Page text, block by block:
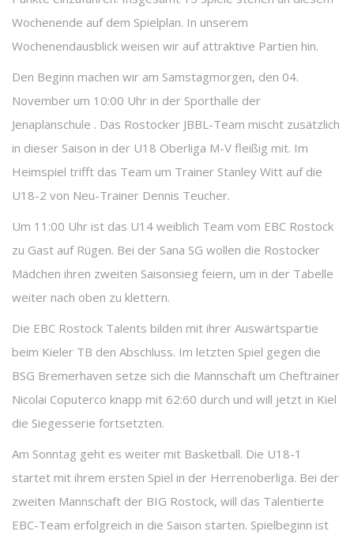
Wochenende auf dem Spielplan. In unserem
Wochenendausblick weisen wir auf attraktive Partien hin.
Den Beginn machen wir am Samstagmorgen, den 04.
November um 10:00 Uhr in der Sporthalle der
Jenaplanschule . Das Rostocker JBBL-Team mischt zusätzlich
in dieser Saison in der U18 Oberliga M-V fleißig mit. Im
Heimspiel trifft das Team um Trainer Stanley Witt auf die
U18-2 von Neu-Trainer Dennis Teucher.
Um 11:00 Uhr ist das U14 weiblich Team vom EBC Rostock
zu Gast auf Rügen. Bei der Sana SG wollen die Rostocker
Mädchen ihren zweiten Saisonsieg feiern, um in der Tabelle
weiter nach oben zu klettern.
Die EBC Rostock Talents bilden mit ihrer Auswärtspartie
beim Kieler TB den Abschluss. Im letzten Spiel gegen die
BSG Bremerhaven setze sich die Mannschaft um Cheftrainer
Nicolai Coputerco knapp mit 62:60 durch und will jetzt in Kiel
die Siegesserie fortsetzten.
Am Sonntag geht es weiter mit Basketball. Die U18-1
startet mit ihrem ersten Spiel in der Herrenoberliga. Bei der
zweiten Mannschaft der BIG Rostock, will das Talentierte
EBC-Team erfolgreich in die Saison starten. Spielbeginn ist